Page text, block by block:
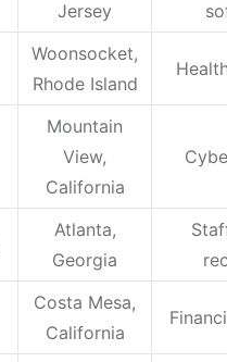
Jersey
Woonsocket,
Rhode Island
Mountain
View,
California
Atlanta,
Georgia
Costa Mesa,
California